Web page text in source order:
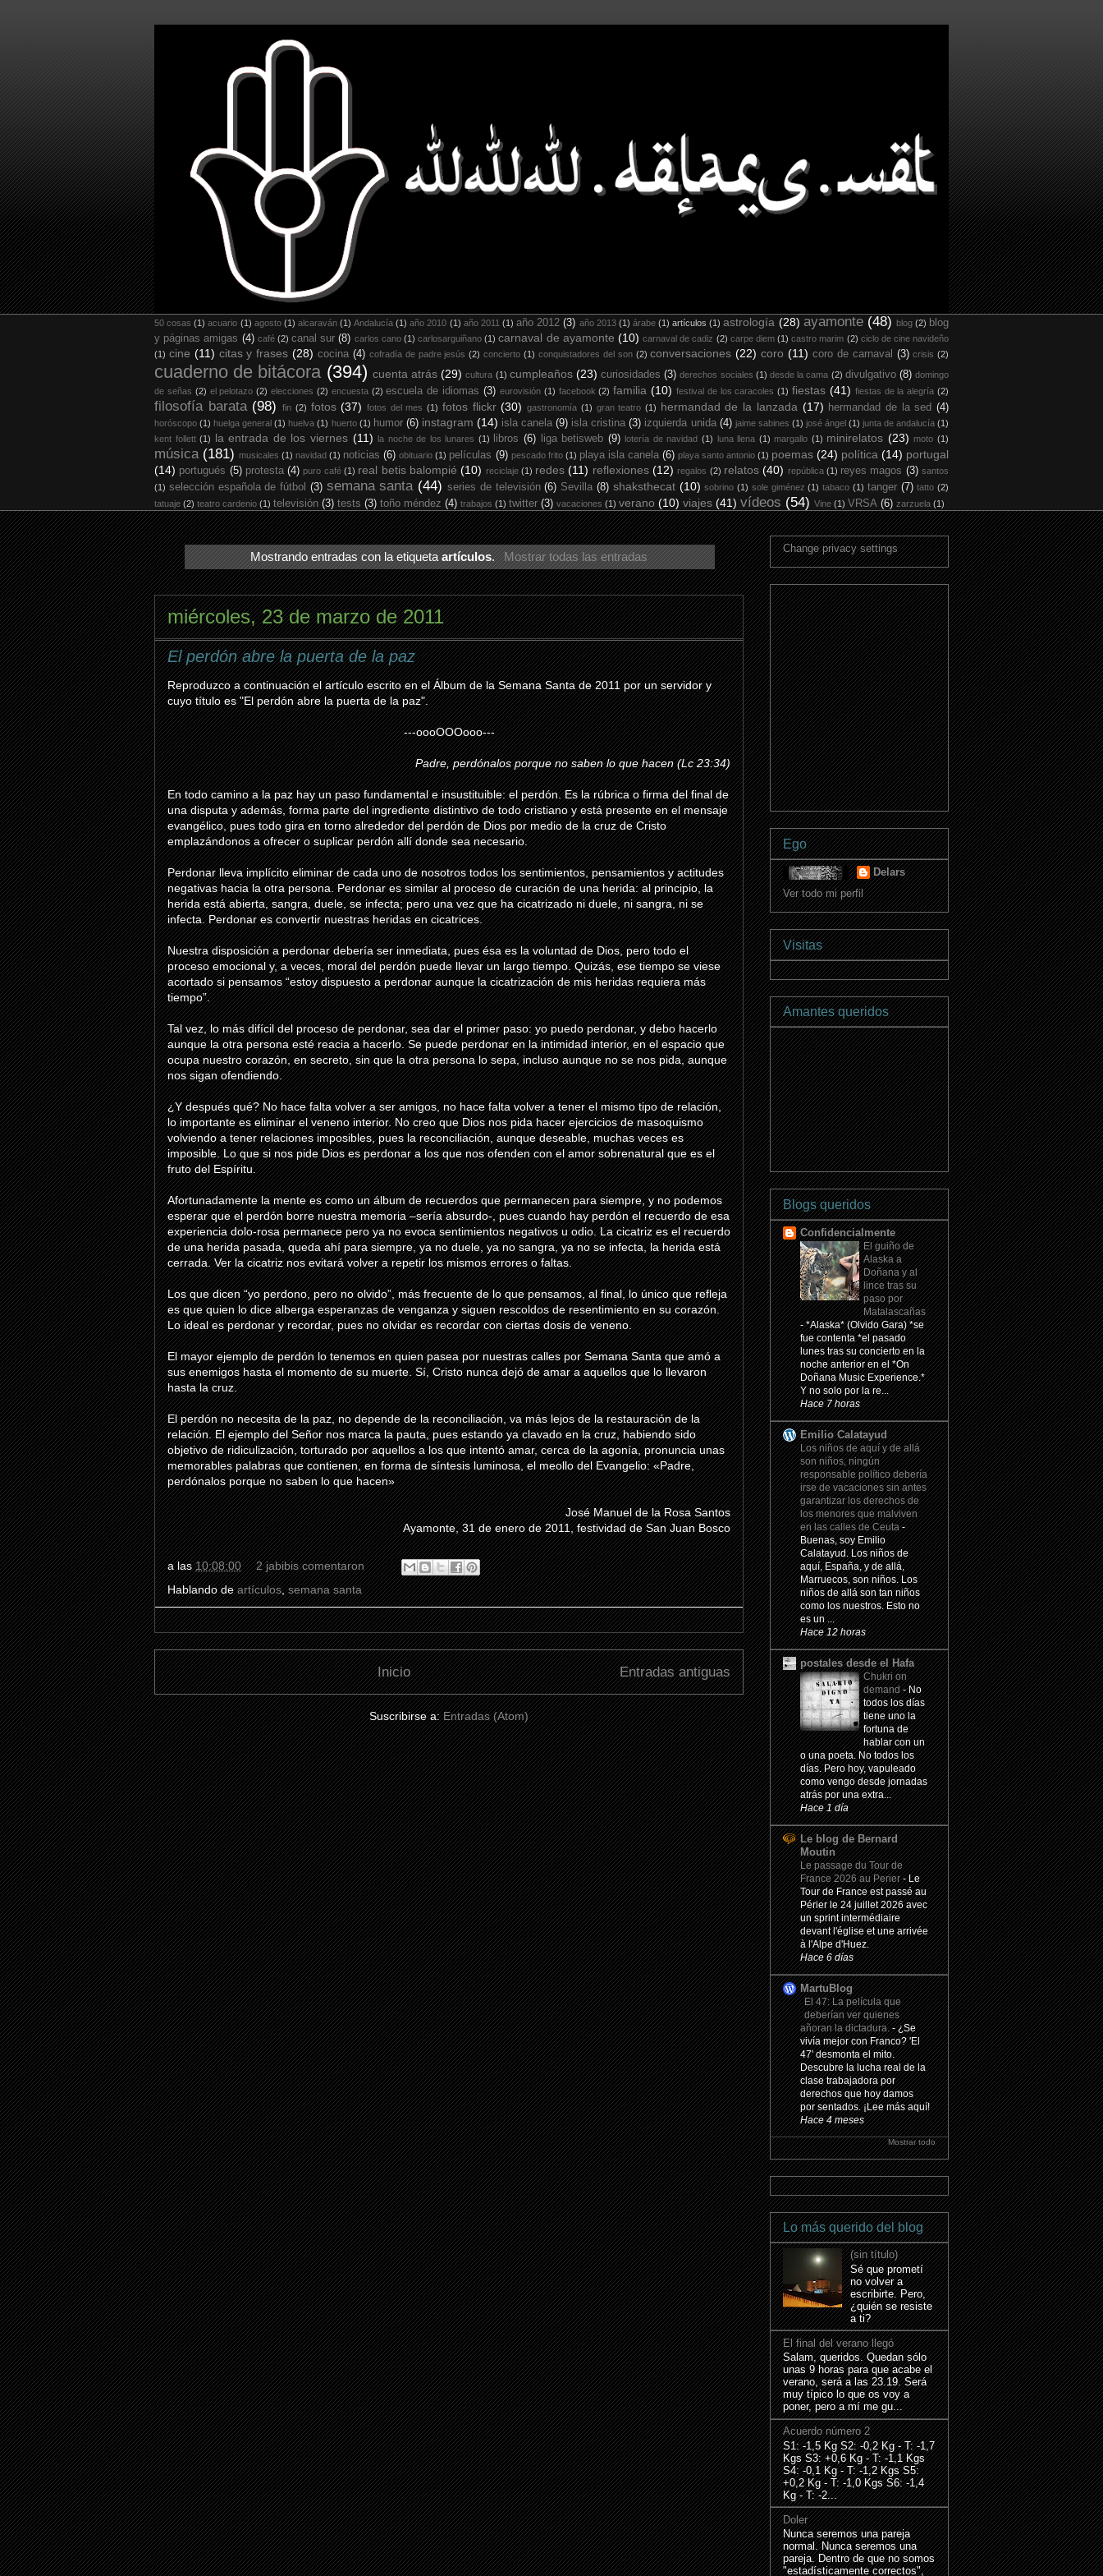
50 cosas (1) acuario (1) agosto (1) alcaraván (1) Andalucía (1) año 2010 (1) año 2011 (1) año 2012 (3) año 2013 (1) árabe (1) artículos (1) astrología (28) ayamonte (48) blog (2) blog
y páginas amigas (4) café (2) canal sur (8) carlos cano (1) carlosarguiñano (1) carnaval de ayamonte (10) carnaval de cadiz (2) carpe diem (1) castro marim (2) ciclo de cine navideño
(1) cine (11) citas y frases (28) cocina (4) cofradía de padre jesús (2) concierto (1) conquistadores del son (2) conversaciones (22) coro (11) coro de carnaval (3) crisis (2)
cuaderno de bitácora (394) cuenta atrás (29) cultura (1) cumpleaños (23) curiosidades (3) derechos sociales (1) desde la cama (2) divulgativo (8) domingo
de señas (2) el pelotazo (2) elecciones (2) encuesta (2) escuela de idiomas (3) eurovisión (1) facebook (2) familia (10) festival de los caracoles (1) fiestas (41) fiestas de la alegría (2)
filosofía barata (98) fin (2) fotos (37) fotos del mes (1) fotos flickr (30) gastronomía (1) gran teatro (1) hermandad de la lanzada (17) hermandad de la sed (4)
horóscopo (1) huelga general (1) huelva (1) huerto (1) humor (6) instagram (14) isla canela (9) isla cristina (3) izquierda unida (4) jaime sabines (1) josé ángel (1) junta de andalucía (1)
kent follett (1) la entrada de los viernes (11) la noche de los lunares (1) libros (6) liga betisweb (9) lotería de navidad (1) luna llena (1) margallo (1) minirelatos (23) moto (1)
música (181) musicales (1) navidad (1) noticias (6) obituario (1) películas (9) pescado frito (1) playa isla canela (6) playa santo antonio (1) poemas (24) política (14) portugal
(14) portugués (5) protesta (4) puro café (1) real betis balompié (10) reciclaje (1) redes (11) reflexiones (12) regalos (2) relatos (40) república (1) reyes magos (3) santos
(1) selección española de fútbol (3) semana santa (44) series de televisión (6) Sevilla (8) shaksthecat (10) sobrino (1) sole giménez (1) tabaco (1) tanger (7) tatto (2)
tatuaje (2) teatro cardenio (1) televisión (3) tests (3) toño méndez (4) trabajos (1) twitter (3) vacaciones (1) verano (10) viajes (41) vídeos (54) Vine (1) VRSA (6) zarzuela (1)
Mostrando entradas con la etiquetaartículos. Mostrar todas las entradas
miércoles, 23 de marzo de 2011
El perdón abre la puerta de la paz
Reproduzco a continuación el artículo escrito en el Álbum de la Semana Santa de 2011 por un servidor y
cuyo título es "El perdón abre la puerta de la paz".
---oooOOOooo---
Padre,perdónalosporque no saben lo que hacen (Lc23:34)
En todo camino a la paz hay un paso fundamental e insustituible: el perdón. Es la rúbrica o firma del final de
una disputa y además, forma parte del ingrediente distintivo de todo cristiano y está presente en el mensaje
evangélico, pues todo gira en torno alrededor del perdón de Dios por medio de la cruz de Cristo
emplazándonos a ofrecer o suplicar perdón allí donde sea necesario.
Perdonar lleva implícito eliminar de cada uno de nosotros todos los sentimientos, pensamientos y actitudes
negativas hacia la otra persona. Perdonar es similar al proceso de curación de una herida: al principio, la
herida está abierta, sangra, duele, se infecta; pero una vez que ha cicatrizado ni duele, ni sangra, ni se
infecta. Perdonar es convertir nuestras heridas en cicatrices.
Nuestra disposición a perdonar debería ser inmediata, pues ésa es la voluntad de Dios, pero todo el
proceso emocional y, a veces, moral del perdón puede llevar un largo tiempo. Quizás, ese tiempo se viese
acortado si pensamos “estoy dispuesto a perdonar aunque lacicatrizaciónde mis heridas requiera más
tiempo”.
Tal vez, lo más difícil del proceso de perdonar, sea dar el primer paso: yo puedo perdonar, y debo hacerlo
aunque la otra persona esté reacia a hacerlo. Se puede perdonar en la intimidad interior, en el espacio que
ocupa nuestro corazón, en secreto, sin que la otra persona lo sepa, incluso aunque no se nos pida, aunque
nos sigan ofendiendo.
¿Y después qué? No hace falta volver a ser amigos, no hace falta volver a tener el mismo tipo de relación,
lo importante es eliminar el veneno interior. No creo que Dios nos pida hacer ejercicios de masoquismo
volviendo a tener relaciones imposibles, pues lareconciliación, aunque deseable, muchas veces es
imposible. Lo que si nos pide Dios es perdonar a los que nos ofenden con el amor sobrenatural que es el
fruto del Espíritu.
Afortunadamentela mente es como un álbum de recuerdos que permanecen para siempre, y no podemos
esperar que el perdón borre nuestra memoria –sería absurdo-, pues cuando hay perdón el recuerdo de esa
experiencia dolo-rosa permanece pero ya no evoca sentimientos negativos u odio. La cicatriz es el recuerdo
de una herida pasada, queda ahí para siempre, ya no duele, ya no sangra, ya no se infecta, la herida está
cerrada. Ver la cicatriz nos evitará volver a repetir los mismos errores o faltas.
Los que dicen “yo perdono, pero no olvido”, más frecuente de lo que pensamos, al final, lo único que refleja
es que quien lo dice alberga esperanzas de venganza y siguen rescoldos deresentimientoen su corazón.
Lo ideal es perdonar y recordar, pues no olvidar es recordar con ciertas dosis de veneno.
El mayor ejemplo de perdón lo tenemos en quien pasea por nuestras calles por Semana Santa que amó a
sus enemigos hasta el momento de su muerte. Sí, Cristo nunca dejó de amar a aquellos que lo llevaron
hasta la cruz.
El perdón no necesita de la paz, no depende de lareconciliación, va más lejos de la restauración de la
relación. El ejemplo del Señor nos marca la pauta, pues estando ya clavado en la cruz, habiendo sido
objetivo deridiculización, torturado por aquellos a los que intentó amar, cerca de la agonía, pronuncia unas
memorables palabras que contienen, en forma de síntesis luminosa, el meollo delEvangelio: «Padre,
perdónalosporque no saben lo que hacen»
José Manuel de la Rosa Santos
Ayamonte, 31 de enero de 2011, festividad de San JuanBosco
a las10:08:00
2 jabibis comentaron
Hablando deartículos,semana santa
Entradas antiguas
Inicio
Suscribirse a:Entradas (Atom)
Change privacy settings
Ego
Delars
Ver todo mi perfil
Visitas
Amantes queridos
Blogs queridos
Confidencialmente
El guiño de
Alaska a
Doñana y al
lince tras su
paso por
Matalascañas
-*Alaska* (Olvido Gara) *se
fue contenta *el pasado
lunes tras su concierto en la
noche anterior en el *On
Doñana Music Experience.*
Y no solo por la re...
Hace 7 horas
Emilio Calatayud
Los niños de aquí y de allá
son niños, ningún
responsable político debería
irse de vacaciones sin antes
garantizar los derechos de
los menores que malviven
en las calles de Ceuta-
Buenas, soy Emilio
Calatayud. Los niños de
aquí, España, y de allá,
Marruecos, son niños. Los
niños de allá son tan niños
como los nuestros. Esto no
es un ...
Hace 12 horas
postales desde el Hafa
Chukri on
demand-No
todos los días
tiene uno la
fortuna de
hablar con un
o una poeta. No todos los
días. Pero hoy, vapuleado
como vengo desde jornadas
atrás por una extra...
Hace 1 día
Le blog de Bernard
Moutin
Le passage du Tour de
France 2026 au Perier-Le
Tour de France est passé au
Périer le 24 juillet 2026 avec
un sprint intermédiaire
devant l'église et une arrivée
à l'Alpe d'Huez.
Hace 6 días
MartuBlog
El 47: La película que
deberían ver quienes
añoran la dictadura.-¿Se
vivía mejor con Franco? 'El
47' desmonta el mito.
Descubre la lucha real de la
clase trabajadora por
derechos que hoy damos
por sentados. ¡Lee más aquí!
Hace 4 meses
Mostrar todo
Lo más querido del blog
(sin título)
Sé que prometí
no volver a
escribirte. Pero,
¿quién se resiste
a ti?
El final del verano llegó
Salam, queridos. Quedan sólo
unas 9 horas para que acabe el
verano, será a las 23.19. Será
muy típico lo que os voy a
poner, pero a mí me gu...
Acuerdo número 2
S1: -1,5 Kg S2: -0,2 Kg - T: -1,7
Kgs S3: +0,6 Kg - T: -1,1 Kgs
S4: -0,1 Kg - T: -1,2 Kgs S5:
+0,2 Kg - T: -1,0 Kgs S6: -1,4
Kg - T: -2...
Doler
Nunca seremos una pareja
normal. Nunca seremos una
pareja. Dentro de que no somos
"estadísticamente correctos",